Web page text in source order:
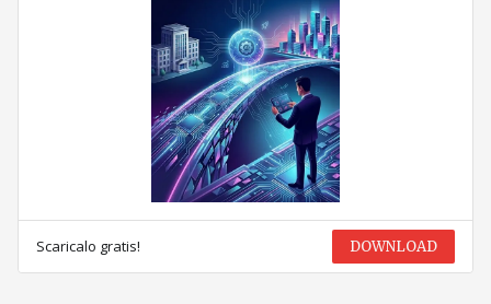
Scaricalo gratis! DOWNLOAD